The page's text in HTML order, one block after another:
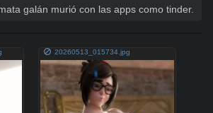
galán murió con las apps como tinder.
20260513_015734.jpg